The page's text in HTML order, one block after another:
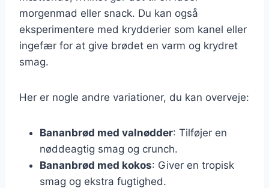
morgenmad eller snack. Du kan også
eksperimentere med krydderier som kanel eller
ingefær for at give brødet en varm og krydret
smag.
Her er nogle andre variationer, du kan overveje:
Bananbrød med valnødder: Tilføjer en
nøddeagtig smag og crunch.
Bananbrød med kokos: Giver en tropisk
smag og ekstra fugtighed.